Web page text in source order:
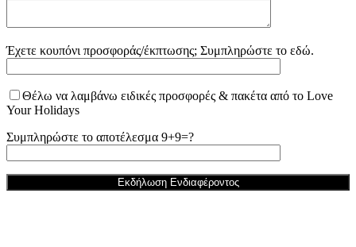
Έχετε κουπόνι προσφοράς/έκπτωσης; Συμπληρώστε το εδώ.
Θέλω να λαμβάνω ειδικές προσφορές & πακέτα από το Love
Your Holidays
Συμπληρώστε το αποτέλεσμα 9+9=?